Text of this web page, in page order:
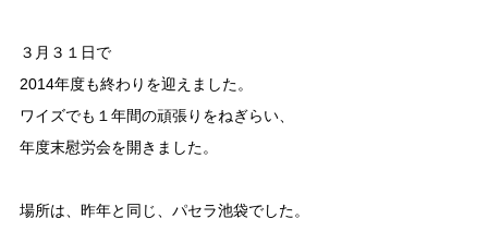
３月３１日で
2014年度も終わりを迎えました。
ワイズでも１年間の頑張りをねぎらい、
年度末慰労会を開きました。
場所は、昨年と同じ、パセラ池袋でした。